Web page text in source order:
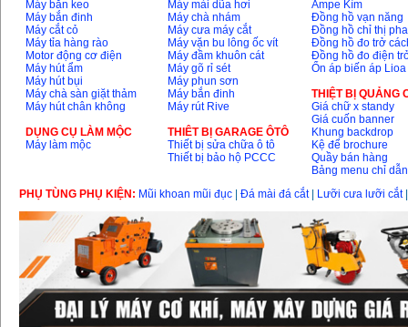
Máy bắn keo
Máy bắn đinh
Máy cắt cỏ
Máy tỉa hàng rào
Motor động cơ điện
Máy hút ẩm
Máy hút bụi
Máy chà sàn giặt thảm
Máy hút chân không
DỤNG CỤ LÀM MỘC
Máy làm mộc
Máy mài dũa hơi
Máy chà nhám
Máy cưa máy cắt
Máy vặn bu lông ốc vít
Máy đầm khuôn cát
Máy gõ rỉ sét
Máy phun sơn
Máy bắn đinh
Máy rút Rive
THIÊT BỊ GARAGE ÔTÔ
Thiết bị sửa chữa ô tô
Thiết bị bảo hộ PCCC
Ampe Kìm
Đồng hồ vạn năng
Đồng hồ chỉ thị pha
Đồng hồ đo trở
Đồng hồ đo điện
Ổn áp biến áp Lioa
THIỆT BỊ QUẢNG
Giá chữ x standy
Giá cuốn banner
Khung backdrop
Kệ để brochure
Quầy bán hàng
Bảng menu chỉ dẫn
PHỤ TÙNG PHỤ KIỆN: Mũi khoan mũi đục Đá mài đá cắt| Lưỡi cưa lưỡi cắt